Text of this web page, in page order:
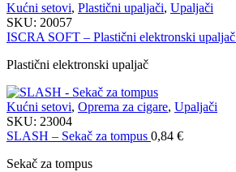
Kućni setovi, Plastični upaljači, Upaljači
SKU: 20057
ISCRA SOFT – Plastični elektronski upaljač
Plastični elektronski upaljač
Kućni setovi, Oprema za cigare, Upaljači
SKU: 23004
SLASH – Sekač za tompus 0,84 €
Sekač za tompus